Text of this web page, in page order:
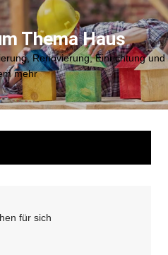
Thema Haus
Renovierung, Einrichtung und
mehr
für sich